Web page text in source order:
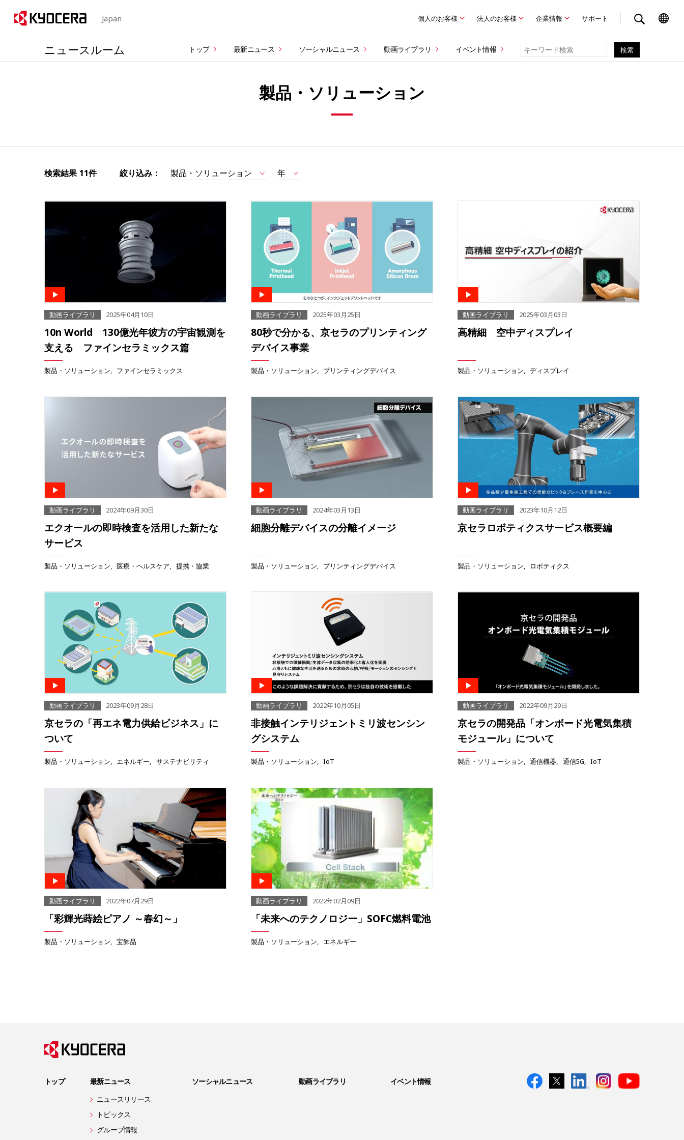
Japan 個人のお客様 法人のお客様 企業情報 サポート
ニュースルーム トップ 最新ニュース ソーシャルニュース 動画ライブラリ イベント情報
製品・ソリューション
検索結果 11件 絞り込み： 製品・ソリューション 年
動画ライブラリ 2025年04月10日
10n World 130億光年彼方の宇宙観測を
支える ファインセラミックス篇
製品・ソリューション ファインセラミックス
動画ライブラリ 2025年03月25日
80秒で分かる、京セラのプリンティング
デバイス事業
製品・ソリューション プリンティングデバイス
動画ライブラリ 2025年03月03日
高精細 空中ディスプレイ
製品・ソリューション ディスプレイ
動画ライブラリ 2024年09月30日
エクオールの即時検査を活用した新たな
サービス
製品・ソリューション 医療・ヘルスケア 提携・協業
動画ライブラリ 2024年03月13日
細胞分離デバイスの分離イメージ
製品・ソリューション プリンティングデバイス
動画ライブラリ 2023年10月12日
京セラロボティクスサービス概要編
製品・ソリューション ロボティクス
動画ライブラリ 2023年09月28日
京セラの「再エネ電力供給ビジネス」に
ついて
製品・ソリューション エネルギー サステナビリティ
動画ライブラリ 2022年10月05日
非接触インテリジェントミリ波センシン
グシステム
製品・ソリューション IoT
動画ライブラリ 2022年09月29日
京セラの開発品「オンボード光電気集積
モジュール」について
製品・ソリューション 通信機器 通信5G IoT
動画ライブラリ 2022年07月29日
「彩輝光蒔絵ピアノ ～春幻～」
製品・ソリューション 宝飾品
動画ライブラリ 2022年02月09日
「未来へのテクノロジー」SOFC燃料電池
製品・ソリューション エネルギー
トップ
最新ニュース
ニュースリリース
トピックス
グループ情報
ソーシャルニュース 動画ライブラリ イベント情報